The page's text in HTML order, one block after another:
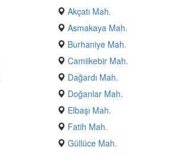
Akçatı Mah.
Asmakaya Mah.
Burhaniye Mah.
Camiikebir Mah.
Dağardı Mah.
Doğanlar Mah.
Elbaşı Mah.
Fatih Mah.
Güllüce Mah.